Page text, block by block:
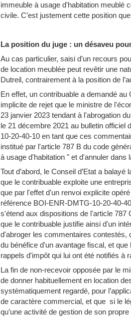
immeuble à usage d'habitation meublé
civile. C’est justement cette position
La position du juge : un désaveu
Au cas particulier, saisi d’un recours
de location meublée peut revêtir une
Dutreil, contrairement à la position de
En effet, un contribuable a demandé
implicite de rejet que le ministre de
23 janvier 2023 tendant à l'abrogation
le 21 décembre 2021 au bulletin
10-20-40-10 en tant que ces
institué par l'article 787 B du code
à usage d'habitation " et d'annuler
Tout d’abord, le Conseil d’Etat a
que le contribuable exploite une
que par l'effet d'un renvoi explicite
référence BOI-ENR-DMTG-10-20-40-
s'étend aux dispositions de l'article 787
que le contribuable justifie ainsi d'un
d'abroger les commentaires contestés,
du bénéfice d'un avantage fiscal, et
rappels d'impôt qui lui ont été notifiés à
La fin de non-recevoir opposée par le
de donner habituellement en location
systématiquement regardé, pour
de caractère commercial, et que si le
qu’une activité de gestion de son